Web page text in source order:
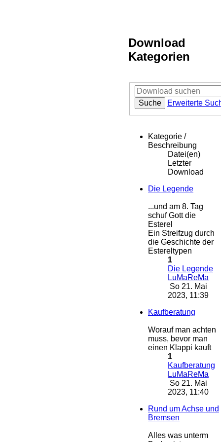
Download
Kategorien
Suche Erweiterte
Kategorie /
Beschreibung
Datei(en)
Letzter
Download
Die Legende
...und am 8. Tag
schuf Gott die
Esterel
Ein Streifzug durch
die Geschichte der
Estereltypen
1
Die Legende
LuMaReMa
So 21. Mai
2023, 11:39
Kaufberatung
Worauf man achten
muss, bevor man
einen Klappi kauft
1
Kaufberatung
LuMaReMa
So 21. Mai
2023, 11:40
Rund um Achse und
Bremsen
Alles was unterm